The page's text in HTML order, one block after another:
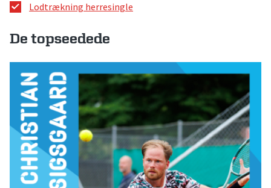
Lodtrækning herresingle
De topseedede